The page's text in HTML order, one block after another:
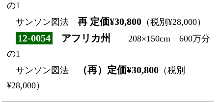
の1
サンソン図法 再 定価¥30,800（税別¥28,000）
12-0054 アフリカ州
208×150cm 600万分
の1
サンソン図法
（再）定価¥30,800（税別
¥28,000）